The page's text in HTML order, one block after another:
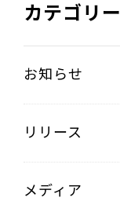
カテゴリー
お知らせ
リリース
メディア